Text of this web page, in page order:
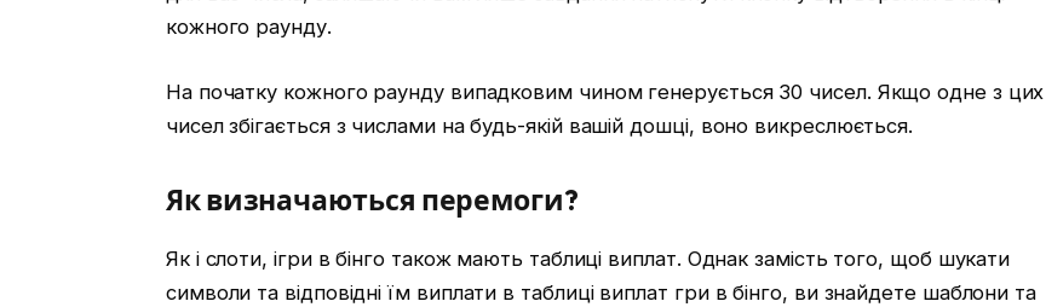
кожного раунду.
На початку кожного раунду випадковим чином генерується 30 чисел. Якщо одне з цих
чисел збігається з числами на будь-якій вашій дошці, воно викреслюється.
Як визначаються перемоги?
Як і слоти, ігри в бінго також мають таблиці виплат. Однак замість того, щоб шукати
символи та відповідні їм виплати в таблиці виплат гри в бінго, ви знайдете шаблони та